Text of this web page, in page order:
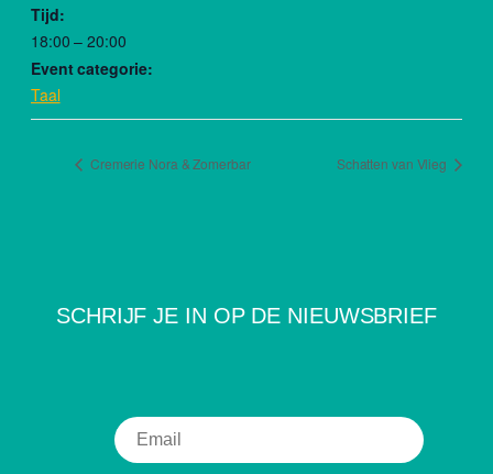
Tijd:
18:00 – 20:00
Event categorie:
Taal
Cremerie Nora & Zomerbar Schatten van Vlieg
SCHRIJF JE IN OP DE NIEUWSBRIEF